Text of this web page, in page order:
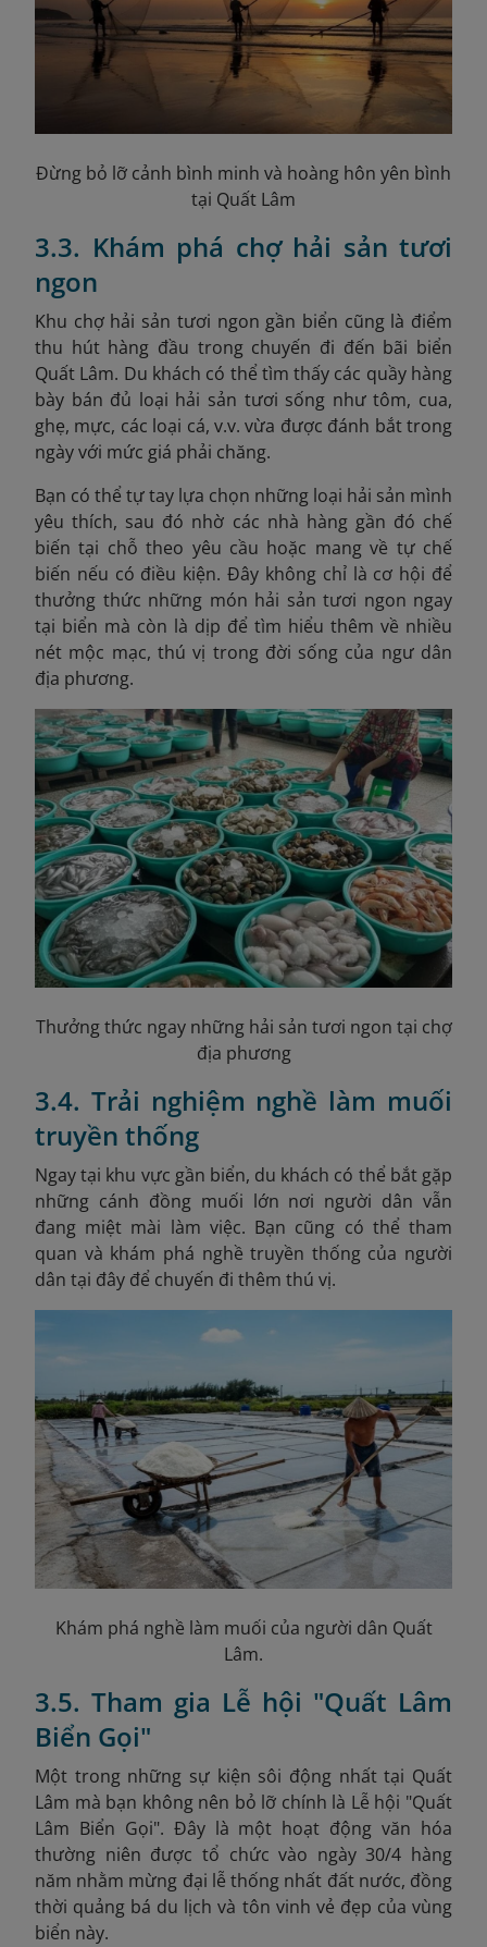
Đừng bỏ lỡ cảnh bình minh và hoàng hôn yên bình
tại Quất Lâm
3.3. Khám phá chợ hải sản tươi
ngon
Khu chợ hải sản tươi ngon gần biển cũng là điểm
thu hút hàng đầu trong chuyến đi đến bãi biển
Quất Lâm. Du khách có thể tìm thấy các quầy hàng
bày bán đủ loại hải sản tươi sống như tôm, cua,
ghẹ, mực, các loại cá, v.v. vừa được đánh bắt trong
ngày với mức giá phải chăng.
Bạn có thể tự tay lựa chọn những loại hải sản mình
yêu thích, sau đó nhờ các nhà hàng gần đó chế
biến tại chỗ theo yêu cầu hoặc mang về tự chế
biến nếu có điều kiện. Đây không chỉ là cơ hội để
thưởng thức những món hải sản tươi ngon ngay
tại biển mà còn là dịp để tìm hiểu thêm về nhiều
nét mộc mạc, thú vị trong đời sống của ngư dân
địa phương.
Thưởng thức ngay những hải sản tươi ngon tại chợ
địa phương
3.4. Trải nghiệm nghề làm muối
truyền thống
Ngay tại khu vực gần biển, du khách có thể bắt gặp
những cánh đồng muối lớn nơi người dân vẫn
đang miệt mài làm việc. Bạn cũng có thể tham
quan và khám phá nghề truyền thống của người
dân tại đây để chuyến đi thêm thú vị.
Khám phá nghề làm muối của người dân Quất
Lâm.
3.5. Tham gia Lễ hội "Quất Lâm
Biển Gọi"
Một trong những sự kiện sôi động nhất tại Quất
Lâm mà bạn không nên bỏ lỡ chính là Lễ hội "Quất
Lâm Biển Gọi". Đây là một hoạt động văn hóa
thường niên được tổ chức vào ngày 30/4 hàng
năm nhằm mừng đại lễ thống nhất đất nước, đồng
thời quảng bá du lịch và tôn vinh vẻ đẹp của vùng
biển này.